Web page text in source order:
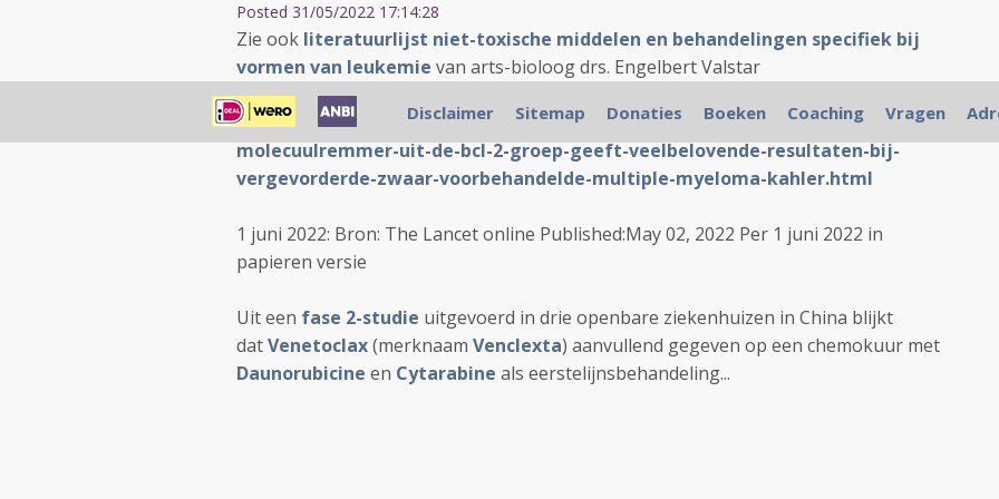
Posted 31/05/2022 17:14:28
Zie ook literatuurlijst niet-toxische middelen en behandelingen specifiek bij
vormen van leukemie van arts-bioloog drs. Engelbert Valstar
Zie ook dit artikel:
https://kanker-actueel.nl/NL/venetoclax-een-kleine-
molecuulremmer-uit-de-bcl-2-groep-geeft-veelbelovende-resultaten-bij-
vergevorderde-zwaar-voorbehandelde-multiple-myeloma-kahler.html
1 juni 2022: Bron: The Lancet online Published:May 02, 2022 Per 1 juni 2022 in
papieren versie
Uit een fase 2-studie uitgevoerd in drie openbare ziekenhuizen in China blijkt
datVenetoclax(merknaam Venclexta) aanvullend gegeven op een chemokuur met
Daunorubicine en Cytarabine als eerstelijnsbehandeling...
Disclaimer Sitemap Donaties Boeken Coaching Vragen